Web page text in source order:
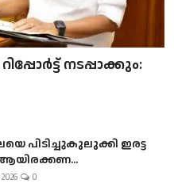
നടപ്പാക്കും:
പിടിച്ചുകുലുക്കി ഇരട്ട
0